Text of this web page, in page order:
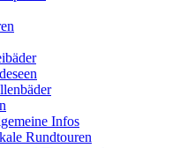
Infos
Rundtouren